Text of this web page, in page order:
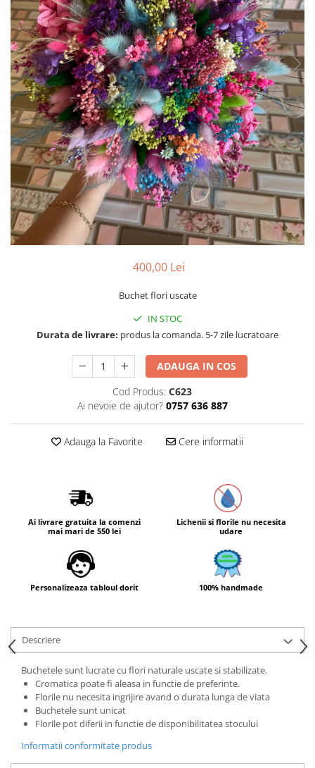
Tablou licheni pentru Barbati
Tablouri 40/30
Tablouri cu licheni pe canvas
Tablouri cu licheni pentru Nasi si
Fini
Tablouri fluturi
400,00 Lei
Buchet flori uscate
IN STOC
Durata de livrare: produs la comanda. 5-7 zile lucratoare
ADAUGA IN COS
Cod Produs: C623
Ai nevoie de ajutor? 0757 636 887
Adauga la Favorite Cere informatii
Ai livrare gratuita la comenzi
mai mari de 550 lei
Lichenii si florile nu necesita
udare
Personalizeaza tabloul dorit 100% handmade
Descriere
Buchetele sunt lucrate cu flori naturale uscate si stabilizate.
Cromatica poate fi aleasa in functie de preferinte.
Florile nu necesita ingrijire avand o durata lunga de viata
Buchetele sunt unicat
Florile pot diferii in functie de disponibilitatea stocului
Informatii conformitate produs